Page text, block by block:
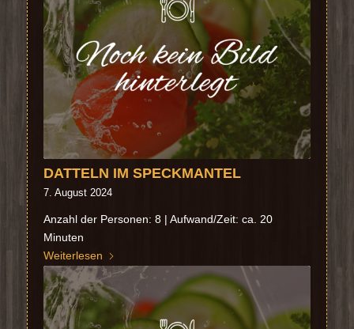
DATTELN IM SPECKMANTEL
7. August 2024
Anzahl der Personen: 8 | Aufwand/Zeit: ca. 20
Minuten
Weiterlesen